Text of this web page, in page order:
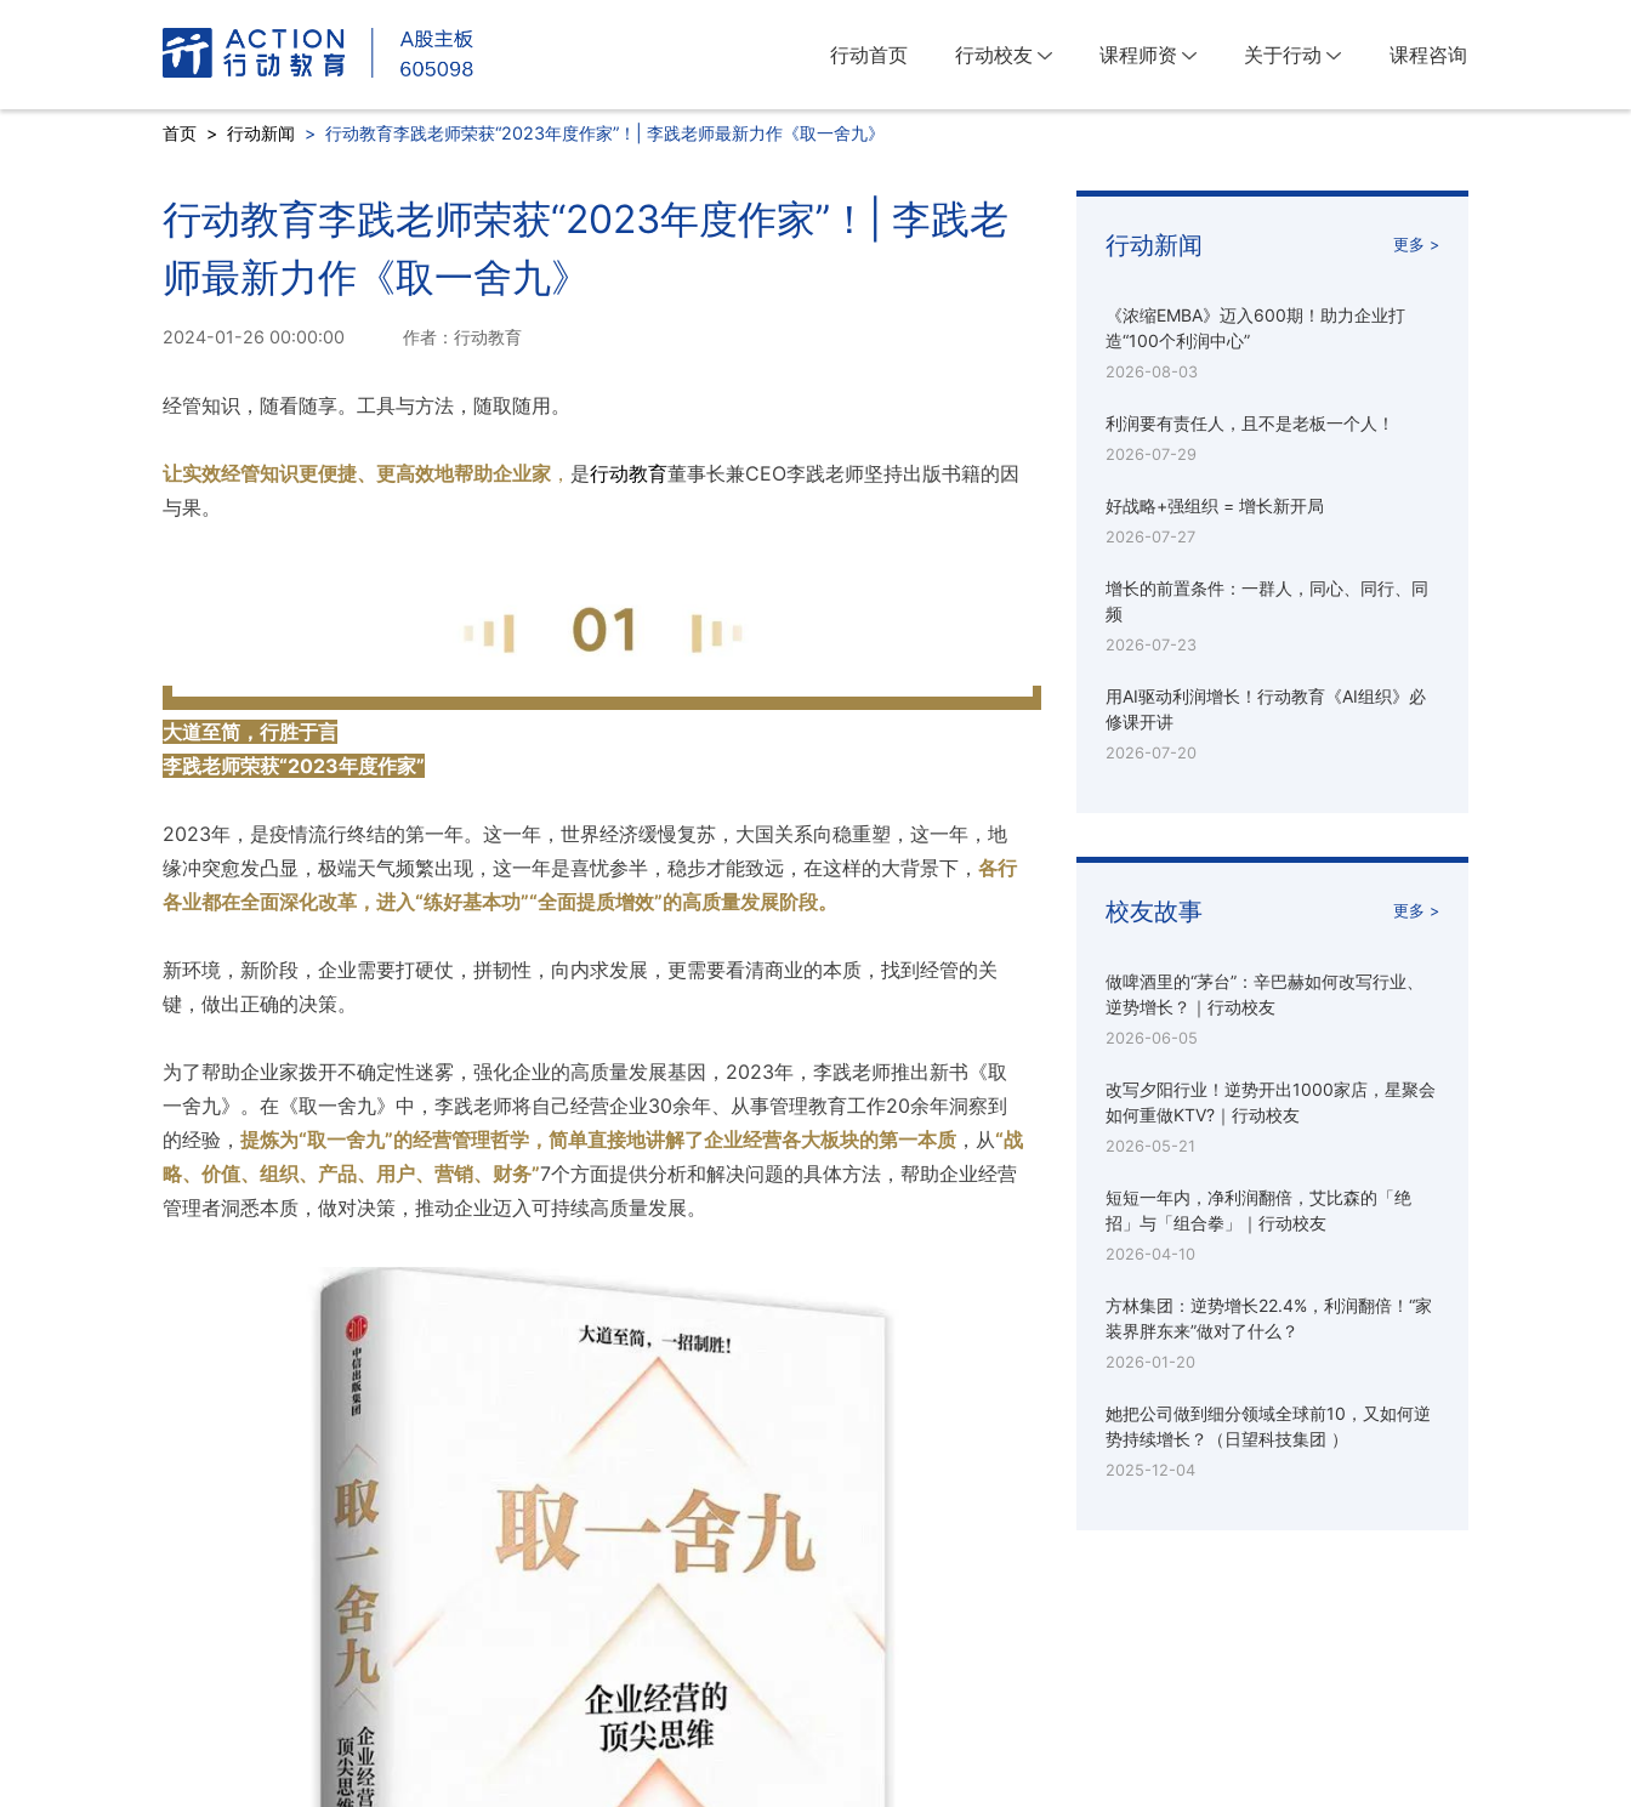
行动首页 行动校友 课程师资 关于行动 课程咨询
首页 > 行动新闻 > 行动教育李践老师荣获“2023年度作家”！| 李践老师最新力作《取一舍九》
行动教育李践老师荣获“2023年度作家”！| 李践老
师最新力作《取一舍九》
2024-01-26 00:00:00 作者：行动教育
经管知识，随看随享。工具与方法，随取随用。
让实效经管知识更便捷、更高效地帮助企业家 ， 是行动教育董事长兼CEO李践老师坚持出版书籍的因
与果。
大道至简，行胜于言
李践老师荣获“2023年度作家”
2023年，是疫情流行终结的第一年。这一年，世界经济缓慢复苏，大国关系向稳重塑，这一年，地
缘冲突愈发凸显，极端天气频繁出现，这一年是喜忧参半，稳步才能致远，在这样的大背景下，各行
各业都在全面深化改革，进入“练好基本功”“全面提质增效”的高质量发展阶段。
新环境，新阶段，企业需要打硬仗，拼韧性，向内求发展，更需要看清商业的本质，找到经管的关
键，做出正确的决策。
为了帮助企业家拨开不确定性迷雾，强化企业的高质量发展基因，2023年，李践老师推出新书《取
一舍九》。在《取一舍九》中，李践老师将自己经营企业30余年、从事管理教育工作20余年洞察到
的经验，提炼为“取一舍九”的经营管理哲学，简单直接地讲解了企业经营各大板块的第一本质 ，从“战
略、价值、组织、产品、用户、营销、财务”7个方面提供分析和解决问题的具体方法，帮助企业经营
管理者洞悉本质，做对决策，推动企业迈入可持续高质量发展。
行动新闻 更多 >
《浓缩EMBA》迈入600期！助力企业打
造“100个利润中心”
2026-08-03
利润要有责任人，且不是老板一个人！
2026-07-29
好战略+强组织 = 增长新开局
2026-07-27
增长的前置条件：一群人，同心、同行、同
频
2026-07-23
用AI驱动利润增长！行动教育《AI组织》必
修课开讲
2026-07-20
校友故事 更多 >
做啤酒里的“茅台”：辛巴赫如何改写行业、
逆势增长？｜行动校友
2026-06-05
改写夕阳行业！逆势开出1000家店，星聚会
如何重做KTV?｜行动校友
2026-05-21
短短一年内，净利润翻倍，艾比森的「绝
招」与「组合拳」｜行动校友
2026-04-10
方林集团：逆势增长22.4%，利润翻倍！“家
装界胖东来”做对了什么？
2026-01-20
她把公司做到细分领域全球前10，又如何逆
势持续增长？（日望科技集团 ）
2025-12-04